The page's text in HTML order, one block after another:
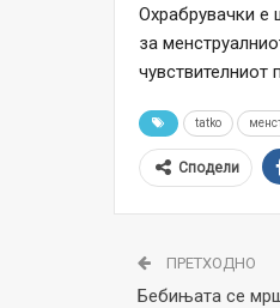
Охрабрувачки е
за
чувствителниот
tatko
Сподели
ПРЕТХОДНО
Бебињата се